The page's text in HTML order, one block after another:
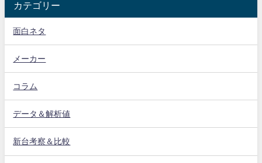
カテゴリー
面白ネタ
メーカー
コラム
データ＆解析値
新台考察＆比較